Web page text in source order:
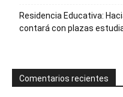
Residencia Educativa:
contará con plazas
Comentarios recientes